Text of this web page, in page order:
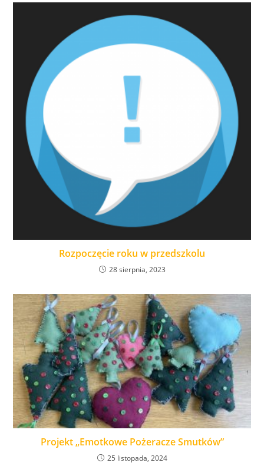
Rozpoczęcie roku w przedszkolu
28 sierpnia, 2023
Projekt „Emotkowe Pożeracze Smutków”
25 listopada, 2024